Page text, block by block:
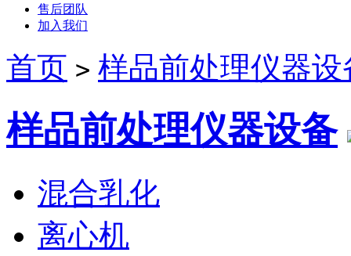
售后团队
加入我们
首页 > 样品前处理仪器设
样品前处理仪器设备
混合乳化
离心机